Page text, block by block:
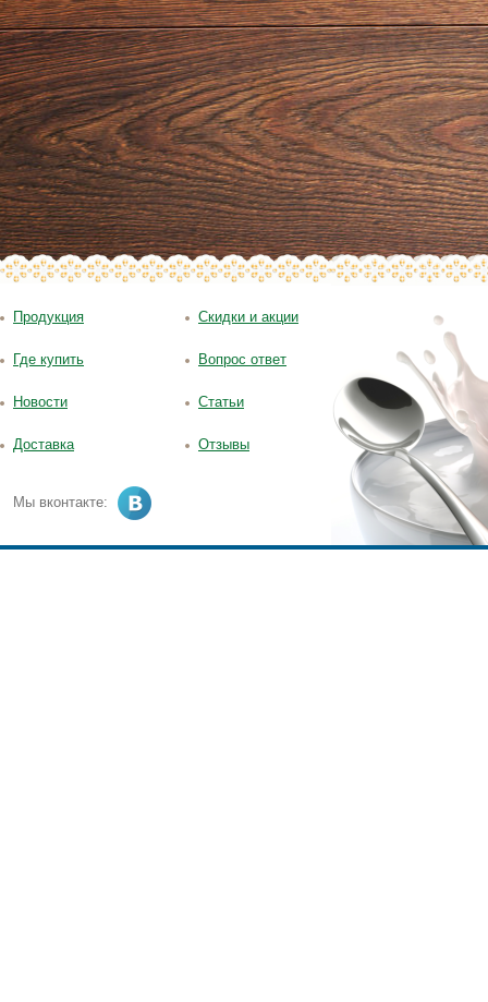
Продукция
Где купить
Новости
Доставка
Скидки и акции
Вопрос ответ
Статьи
Отзывы
Мы вконтакте: